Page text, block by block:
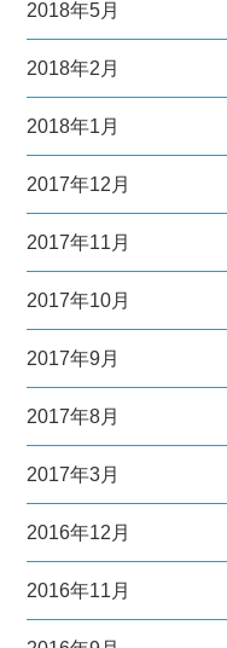
2018年5月
2018年2月
2018年1月
2017年12月
2017年11月
2017年10月
2017年9月
2017年8月
2017年3月
2016年12月
2016年11月